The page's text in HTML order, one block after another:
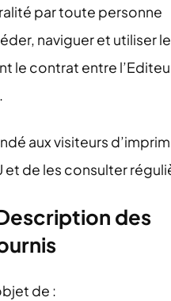
par toute personne
naviguer et utiliser
le contrat entre
aux visiteurs
et de les consulter
des
de :